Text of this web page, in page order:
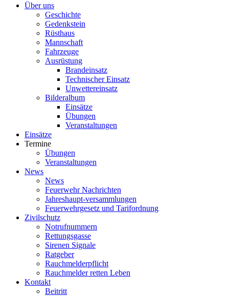
Über uns
Geschichte
Gedenkstein
Rüsthaus
Mannschaft
Fahrzeuge
Ausrüstung
Brandeinsatz
Technischer Einsatz
Unwettereinsatz
Bilderalbum
Einsätze
Übungen
Veranstaltungen
Einsätze
Termine
Übungen
Veranstaltungen
News
News
Feuerwehr Nachrichten
Jahreshaupt-versammlungen
Feuerwehrgesetz und Tarifordnung
Zivilschutz
Notrufnummern
Rettungsgasse
Sirenen Signale
Ratgeber
Rauchmelderpflicht
Rauchmelder retten Leben
Kontakt
Beitritt